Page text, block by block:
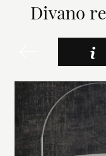
Divano